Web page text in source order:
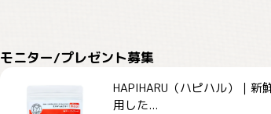
モニター/プレゼント募集
HAPIHARU（ハピハル）｜新
用した...